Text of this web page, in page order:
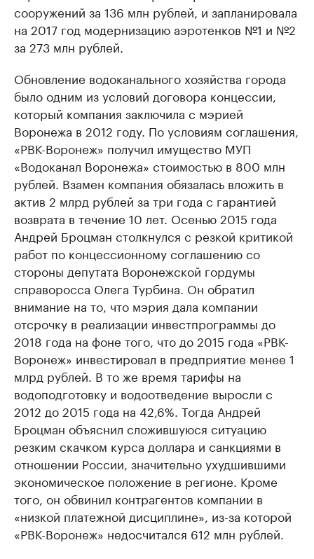
сооружений за 136 млн рублей, и запланировала
на 2017 год модернизацию аэротенков №1 и №2
за 273 млн рублей.
Обновление водоканального хозяйства города
было одним из условий договора концессии,
который компания заключила с мэрией
Воронежа в 2012 году. По условиям соглашения,
«РВК-Воронеж» получил имущество МУП
«Водоканал Воронежа» стоимостью в 800 млн
рублей. Взамен компания обязалась вложить в
актив 2 млрд рублей за три года с гарантией
возврата в течение 10 лет. Осенью 2015 года
Андрей Броцман столкнулся с резкой критикой
работ по концессионному соглашению со
стороны депутата Воронежской гордумы
справоросса Олега Турбина. Он обратил
внимание на то, что мэрия дала компании
отсрочку в реализации инвестпрограммы до
2018 года на фоне того, что до 2015 года «РВК-
Воронеж» инвестировал в предприятие менее 1
млрд рублей. В то же время тарифы на
водоподготовку и водоотведение выросли с
2012 до 2015 года на 42,6%. Тогда Андрей
Броцман объяснил сложившуюся ситуацию
резким скачком курса доллара и санкциями в
отношении России, значительно ухудшившими
экономическое положение в регионе. Кроме
того, он обвинил контрагентов компании в
«низкой платежной дисциплине», из-за которой
«РВК-Воронеж» недосчитался 612 млн рублей.